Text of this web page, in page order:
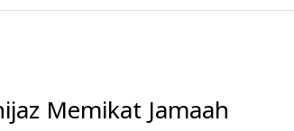
Memikat Jamaah